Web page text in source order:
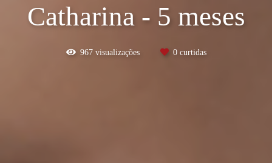
Catharina - 5 meses
967visualizações 0curtidas